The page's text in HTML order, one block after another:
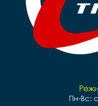
Пн-Вс: